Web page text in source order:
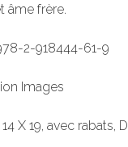
âme frère.
2-918444-61-9
Images
X 19, avec rabats,